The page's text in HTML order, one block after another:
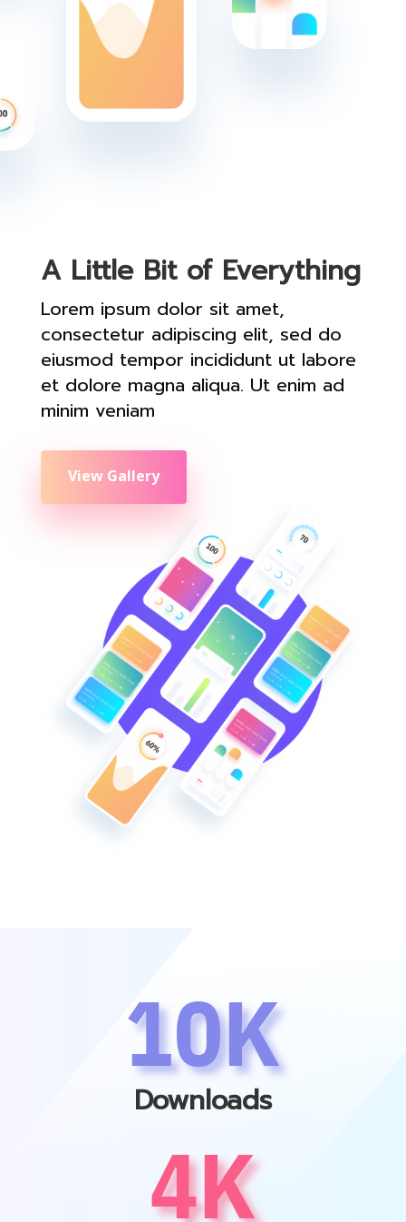
A Little Bit of Everything
Lorem ipsum dolor sit amet,
consectetur adipiscing elit, sed do
eiusmod tempor incididunt ut labore
et dolore magna aliqua. Ut enim ad
minim veniam
View Gallery
10K
Downloads
4K